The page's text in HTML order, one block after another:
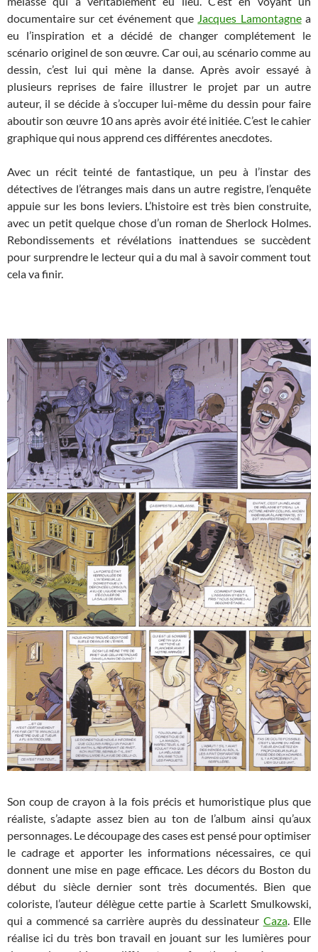
documentaire sur cet événement que Jacques Lamontagnea
eu l’inspiration et a décidé de changer complétement le
scénario originel de son œuvre. Car oui, au scénario comme au
dessin, c’est lui qui mène la danse. Après avoir essayé à
plusieurs reprises de faire illustrer le projet par un autre
auteur, il se décide à s’occuper lui-même du dessin pour faire
aboutir son œuvre 10 ans après avoir été initiée. C’est le cahier
graphique qui nous apprend ces différentes anecdotes.
Avec un récit teinté de fantastique, un peu à l’instar des
détectives de l’étranges mais dans un autre registre, l’enquête
appuie sur les bons leviers. L’histoire est très bien construite,
avec un petit quelque chose d’un roman de Sherlock Holmes.
Rebondissements et révélations inattendues se succèdent
pour surprendre le lecteur qui a du mal à savoir comment tout
cela va finir.
Son coup de crayon à la fois précis et humoristique plus que
réaliste, s’adapte assez bien au ton de l’album ainsi qu’aux
personnages. Le découpage des cases est pensé pour optimiser
le cadrage et apporter les informations nécessaires, ce qui
donnent une mise en page efficace. Les décors du Boston du
début du siècle dernier sont très documentés. Bien que
coloriste, l’auteur délègue cette partie à Scarlett Smulkowski,
qui a commencé sa carrière auprès du dessinateur Caza. Elle
réalise ici du très bon travail en jouant sur les lumières pour